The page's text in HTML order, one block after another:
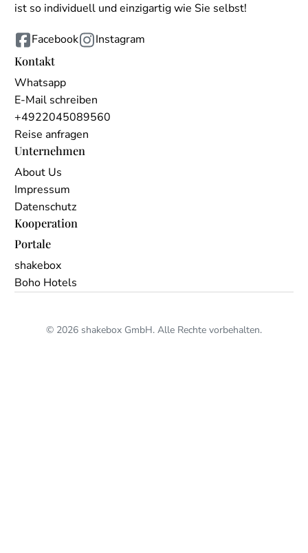
ist so individuell und einzigartig wie Sie selbst!
Facebook
Instagram
Kontakt
Whatsapp
E-Mail schreiben
+4922045089560
Reise anfragen
Unternehmen
About Us
Impressum
Datenschutz
Kooperation
Portale
shakebox
Boho Hotels
© 2026 shakebox GmbH. Alle Rechte vorbehalten.